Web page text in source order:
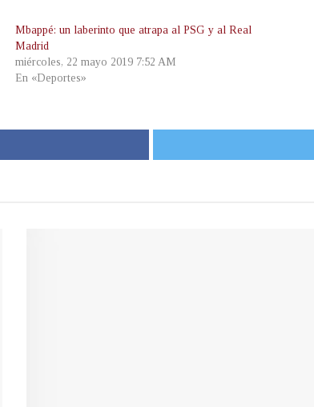
Mbappé: un laberinto que atrapa al PSG y al Real
Madrid
miércoles, 22 mayo 2019 7:52 AM
En «Deportes»